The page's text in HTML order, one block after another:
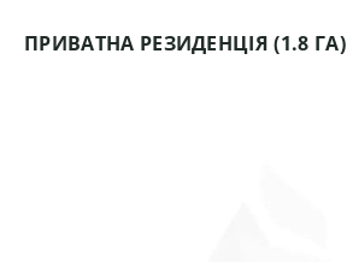
ПРИВАТНА РЕЗИДЕНЦІЯ (1.8 ГА)